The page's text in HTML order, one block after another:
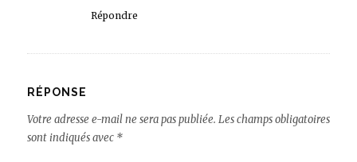
Répondre
RÉPONSE
Votre adresse e-mail ne sera pas publiée. Les champs obligatoires
sont indiqués avec *